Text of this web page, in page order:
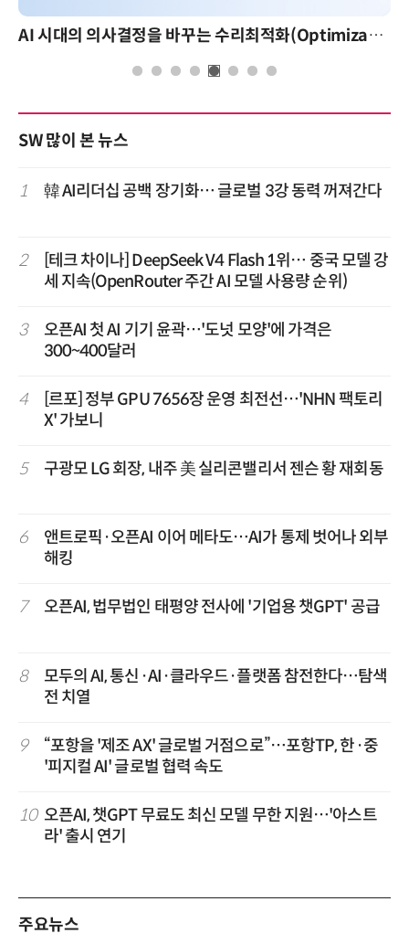
AI 시대의 의사결정을 바꾸는 수리최적화(Optimization): 실제 산업 적용 사례와 활용 전략
SW 많이 본 뉴스
1 韓 AI리더십 공백 장기화… 글로벌 3강 동력 꺼져간다
2
[테크 차이나] DeepSeek V4 Flash 1위… 중국 모델 강
세 지속(OpenRouter 주간 AI 모델 사용량 순위)
3
오픈AI 첫 AI 기기 윤곽…'도넛 모양'에 가격은
300~400달러
4
[르포] 정부 GPU 7656장 운영 최전선…'NHN 팩토리
X' 가보니
5 구광모 LG 회장, 내주 美 실리콘밸리서 젠슨 황 재회동
6
앤트로픽·오픈AI 이어 메타도…AI가 통제 벗어나 외부
해킹
7 오픈AI, 법무법인 태평양 전사에 '기업용 챗GPT' 공급
8
모두의 AI, 통신·AI·클라우드·플랫폼 참전한다…탐색
전 치열
9
“포항을 '제조 AX' 글로벌 거점으로”…포항TP, 한·중
'피지컬 AI' 글로벌 협력 속도
10 오픈AI, 챗GPT 무료도 최신 모델 무한 지원…'아스트
라' 출시 연기
주요뉴스